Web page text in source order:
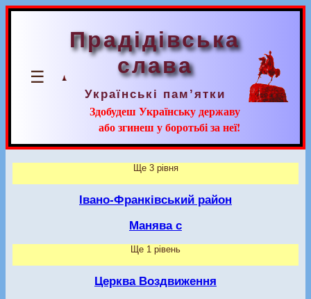
☰
Прадідівська
слава
Українські пам’ятки
Здобудеш Українську державу
або згинеш у боротьбі за неї!
Ще 3 рівня
Івано-Франківський район
Манява с
Ще 1 рівень
Церква Воздвиження